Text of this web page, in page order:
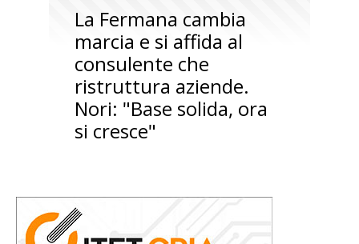
La Fermana cambia
marcia e si affida al
consulente che
ristruttura aziende.
Nori: "Base solida, ora
si cresce"